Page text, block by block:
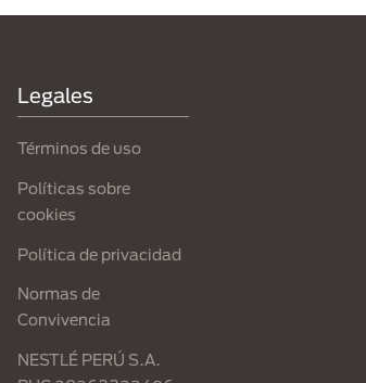
Legales
Términos de uso
Políticas sobre
cookies
Política de privacidad
Normas de
Convivencia
NESTLÉ PERÚ S.A.